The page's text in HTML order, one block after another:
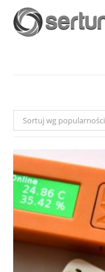
Sortuj wg popularności